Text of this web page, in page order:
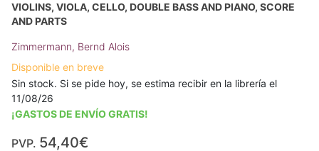
VIOLINS, VIOLA, CELLO, DOUBLE BASS AND PIANO, SCORE
AND PARTS
Zimmermann, Bernd Alois
Disponible en breve
Sin stock. Si se pide hoy, se estima recibir en la librería el
11/08/26
¡GASTOS DE ENVÍO GRATIS!
PVP. 54,40€